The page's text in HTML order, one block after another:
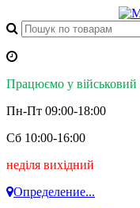
Працюємо у військовий
Пн-Пт 09:00-18:00
Сб 10:00-16:00
неділя вихідний
Определение...